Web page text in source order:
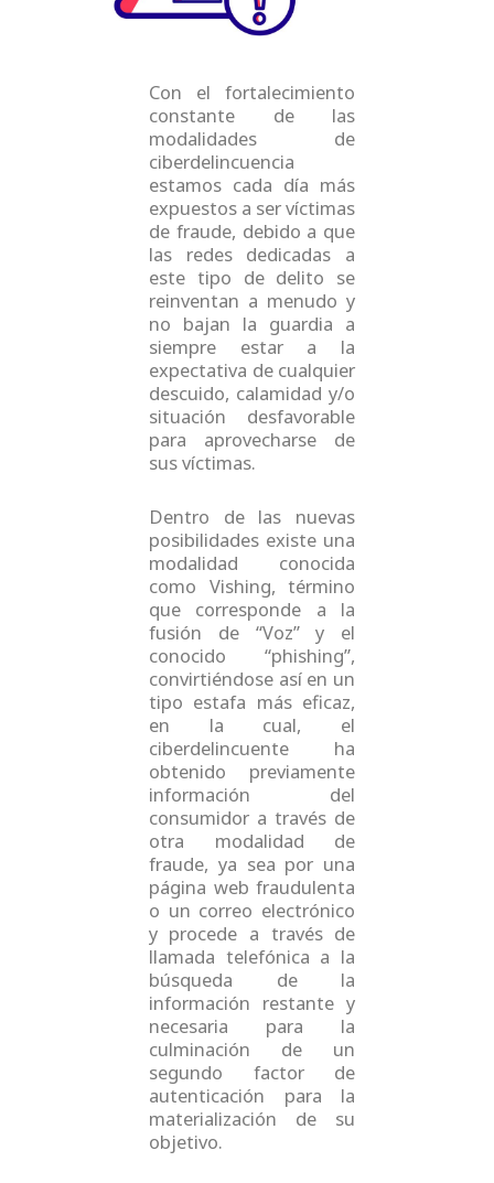
Con el fortalecimiento
constante de las
modalidades de
ciberdelincuencia
estamos cada día más
expuestos a ser víctimas
de fraude, debido a que
las redes dedicadas a
este tipo de delito se
reinventan a menudo y
no bajan la guardia a
siempre estar a la
expectativa de cualquier
descuido, calamidad y/o
situación desfavorable
para aprovecharse de
sus víctimas.
Dentro de las nuevas
posibilidades existe una
modalidad conocida
como Vishing, término
que corresponde a la
fusión de “Voz” y el
conocido “phishing”,
convirtiéndose así en un
tipo estafa más eficaz,
en la cual, el
ciberdelincuente ha
obtenido previamente
información del
consumidor a través de
otra modalidad de
fraude, ya sea por una
página web fraudulenta
o un correo electrónico
y procede a través de
llamada telefónica a la
búsqueda de la
información restante y
necesaria para la
culminación de un
segundo factor de
autenticación para la
materialización de su
objetivo.